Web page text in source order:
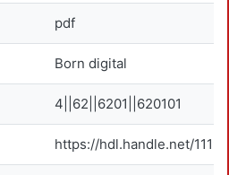
pdf
Born digital
4||62||6201||620101
https://hdl.handle.net/